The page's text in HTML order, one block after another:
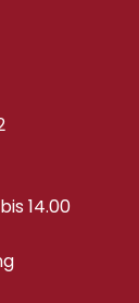
14.00